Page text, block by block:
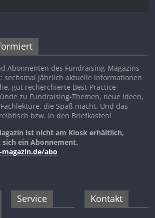
Abonnenten des Fundraising-Magazins
sechsmal jährlich aktuelle Informationen
gut recherchierte Best-Practice-
zu Fundraising-Themen, neue Ideen,
die Spaß macht. Und das
bzw. in den Briefkasten!
ist nicht am Kiosk erhältlich,
ein Abonnement.
abo
Service Kontakt